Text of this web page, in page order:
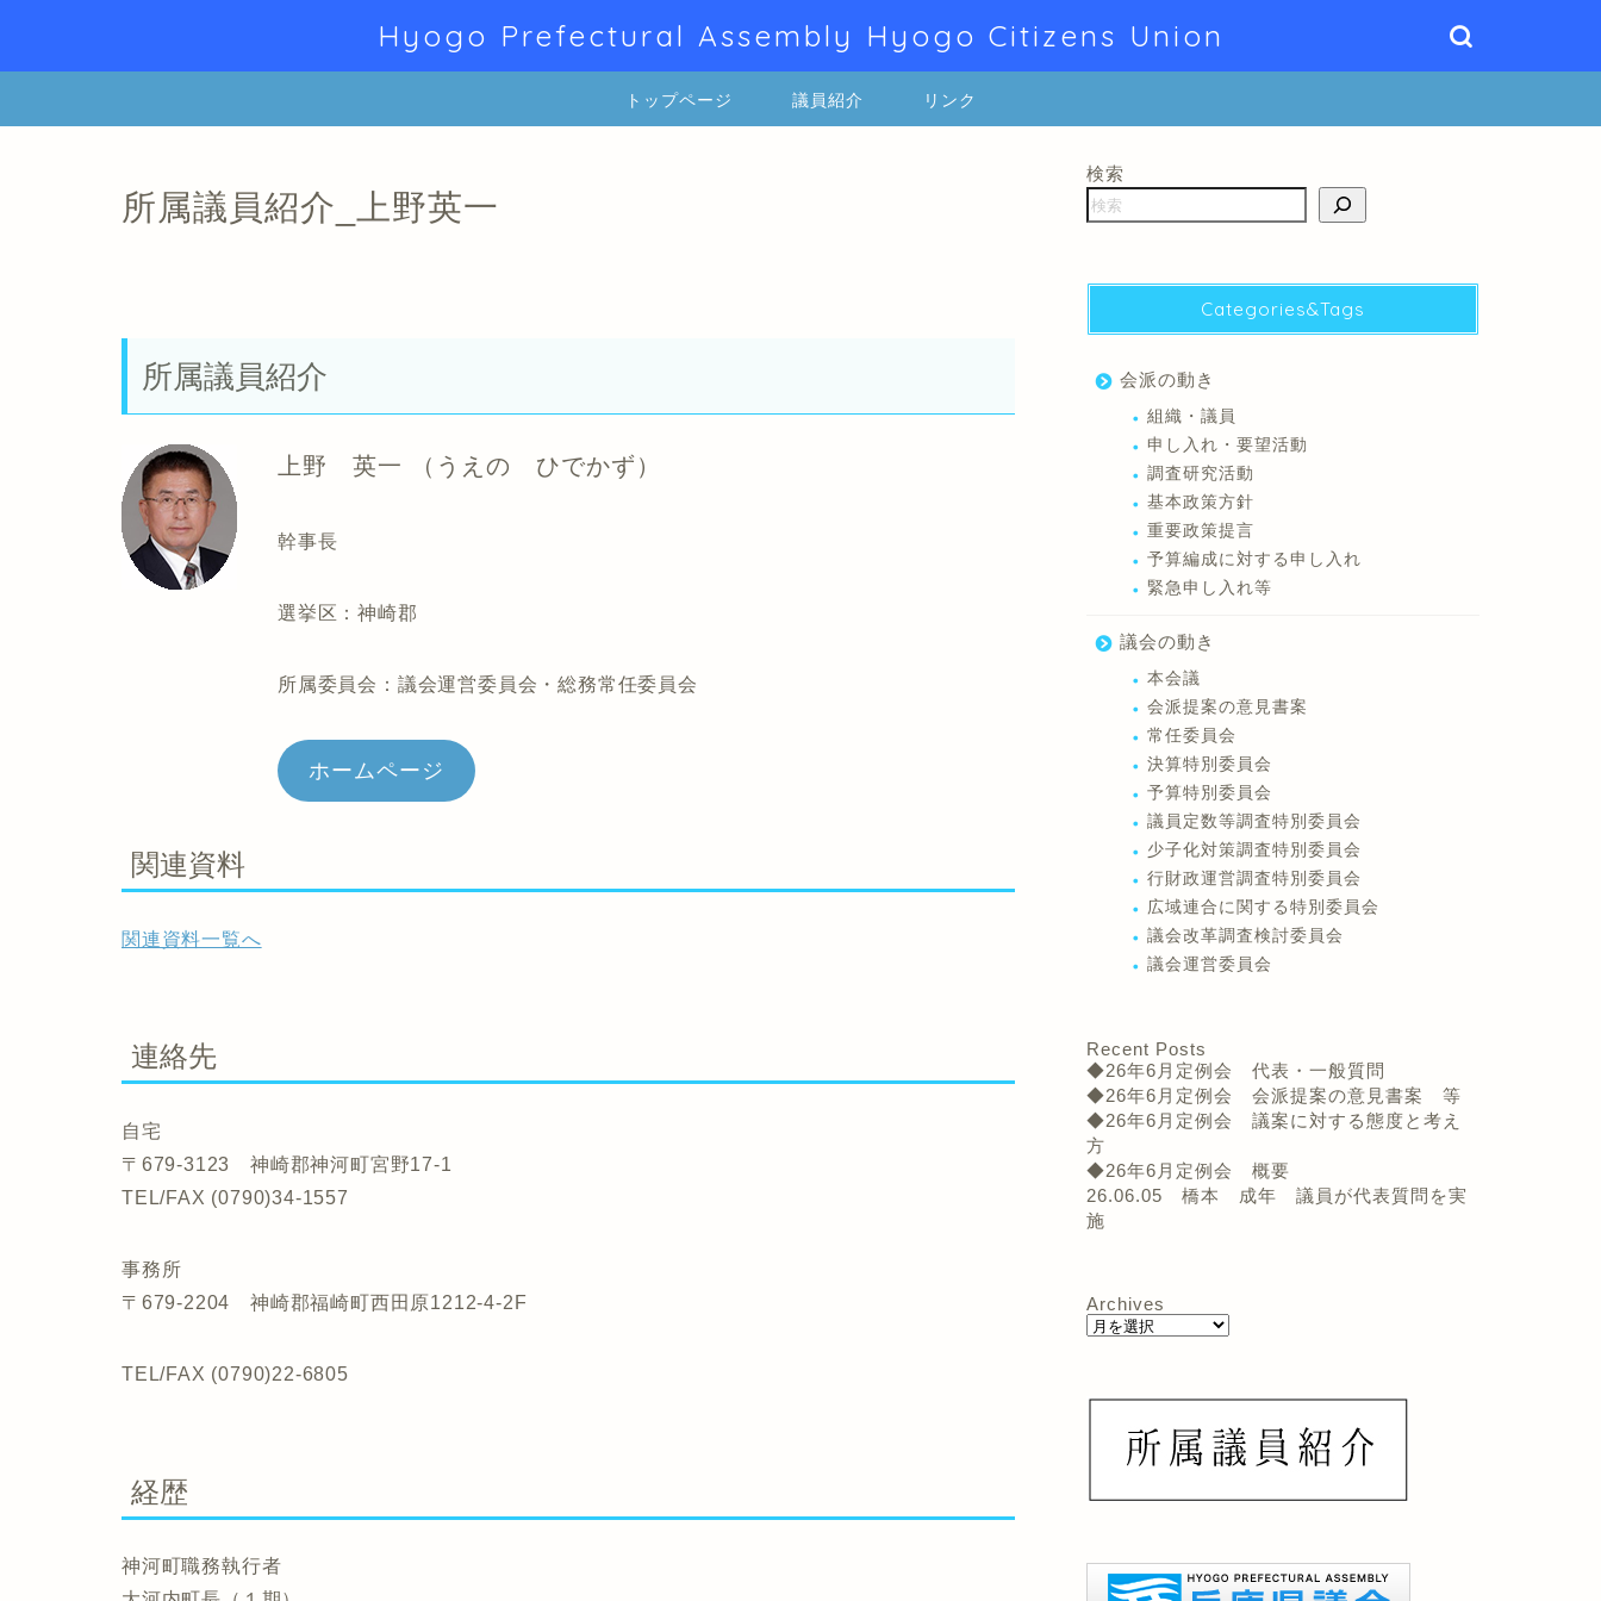
Hyogo Prefectural Assembly Hyogo Citizens Union
トップページ 議員紹介 リンク
所属議員紹介_上野英一
所属議員紹介
上野 英一 （うえの ひでかず）
幹事長
選挙区：神崎郡
所属委員会：議会運営委員会・総務常任委員会
ホームページ
関連資料
関連資料一覧へ
連絡先
自宅
〒679-3123 神崎郡神河町宮野17-1
TEL/FAX (0790)34-1557
事務所
〒679-2204 神崎郡福崎町西田原1212-4-2F
TEL/FAX (0790)22-6805
経歴
神河町職務執行者
検索
Categories&Tags
会派の動き
組織・議員
申し入れ・要望活動
調査研究活動
基本政策方針
重要政策提言
予算編成に対する申し入れ
緊急申し入れ等
議会の動き
本会議
会派提案の意見書案
常任委員会
決算特別委員会
予算特別委員会
議員定数等調査特別委員会
少子化対策調査特別委員会
行財政運営調査特別委員会
広域連合に関する特別委員会
議会改革調査検討委員会
議会運営委員会
Recent Posts
◆26年6月定例会 代表・一般質問
◆26年6月定例会 会派提案の意見書案 等
◆26年6月定例会 議案に対する態度と考え
方
◆26年6月定例会 概要
26.06.05 橋本 成年 議員が代表質問を実
施
Archives